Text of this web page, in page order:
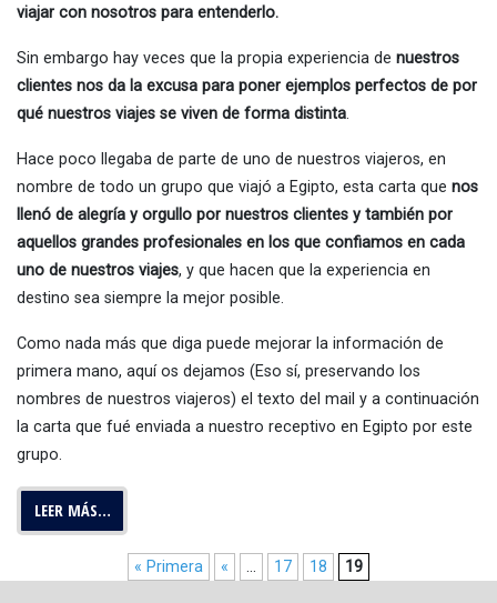
viajar con nosotros para entenderlo.
Sin embargo hay veces que la propia experiencia de nuestros
clientes nos da la excusa para poner ejemplos perfectos de por
qué nuestros viajes se viven de forma distinta.
Hace poco llegaba de parte de uno de nuestros viajeros, en
nombre de todo un grupo que viajó a Egipto, esta carta que nos
llenó de alegría y orgullo por nuestros clientes y también por
aquellos grandes profesionales en los que confiamos en cada
uno de nuestros viajes, y que hacen que la experiencia en
destino sea siempre la mejor posible.
Como nada más que diga puede mejorar la información de
primera mano, aquí os dejamos (Eso sí, preservando los
nombres de nuestros viajeros) el texto del mail y a continuación
la carta que fué enviada a nuestro receptivo en Egipto por este
grupo.
LEER MÁS…
« Primera « ... 17 18 19